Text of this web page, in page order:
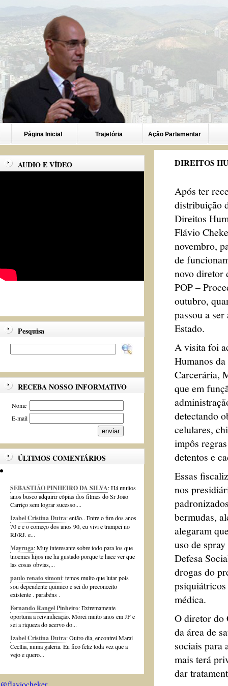
Página Inicial Trajetória Ação Parlamentar
AUDIO E VÍDEO
Pesquisa
RECEBA NOSSO INFORMATIVO
Nome
E-mail
ÚLTIMOS COMENTÁRIOS
SEBASTIÃO PINHEIRO DA SILVA: Há muitos
anos busco adquirir cópias dos filmes do Sr João
Carriço sem lograr sucesso....
Izabel Cristina Dutra: então.. Entre o fim dos anos
70 e e o começo dos anos 90, eu vivi e trampei no
RJ/RJ. e...
Mayruga: Muy interesante sobre todo para los que
tnoemes hijos me ha gustado porque te hace ver que
las cosas obvias,...
paulo renato simoni: temos muito que lutar pois
sou dependente quimico e sei do preconceito
existente . parabéns .
Fernando Rangel Pinheiro: Extremamente
oportuna a reivindicação. Morei muito anos em JF e
sei a riqueza do acervo do...
Izabel Cristina Dutra: Outro dia, encontrei Marai
Cecília, numa galeria. Eu fico feliz toda vez que a
vejo e quero...
DIREITOS
Após ter
distribuição
Direitos
Flávio
novembro,
de
novo diretor
POP –
outubro,
passou a
Estado.
A visita foi
Humanos
Carcerária,
que em
detectando
celulares,
impôs
detentos e
Essas
nos
bermudas,
alegaram
uso de
Defesa
drogas do
psiquiátricos
médica.
O diretor do
da área de
sociais para
mais terá
dar